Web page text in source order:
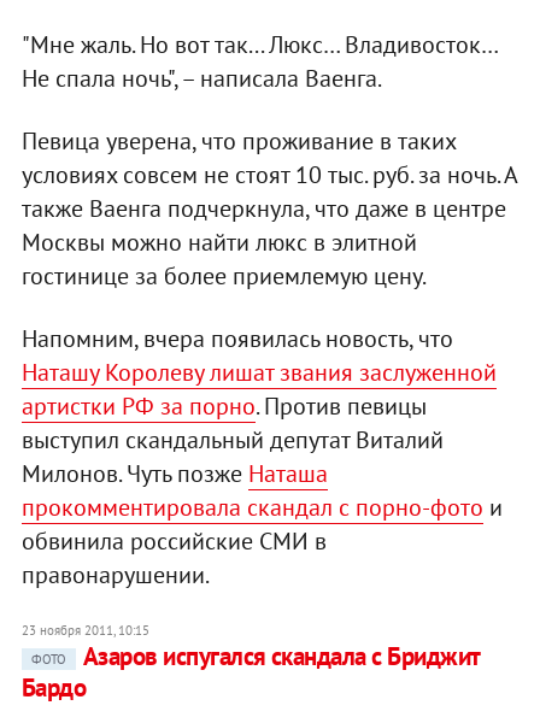
"Мне жаль. Но вот так... Люкс… Владивосток…
Не спала ночь", – написала Ваенга.
Певица уверена, что проживание в таких
условиях совсем не стоят 10 тыс. руб. за ночь. А
также Ваенга подчеркнула, что даже в центре
Москвы можно найти люкс в элитной
гостинице за более приемлемую цену.
Напомним, вчера появилась новость, что
Наташу Королеву лишат звания заслуженной
артистки РФ за порно. Против певицы
выступил скандальный депутат Виталий
Милонов. Чуть позже Наташа
прокомментировала скандал с порно-фото и
обвинила российские СМИ в
правонарушении.
23 ноября 2011, 10:15
ФОТО
Азаров испугался скандала с Бриджит
Бардо